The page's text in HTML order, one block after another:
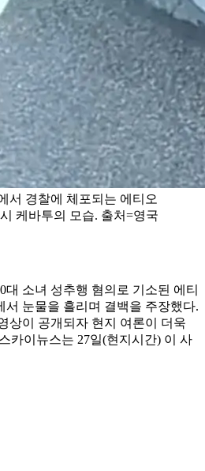
서 경찰에 체포되는 에티오
케바투의 모습. 출처=영국
대 소녀 성추행 혐의로 기소된 에티
서 눈물을 흘리며 결백을 주장했다.
상이 공개되자 현지 여론이 더욱
카이뉴스는 27일(현지시간) 이 사